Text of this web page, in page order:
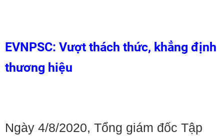
EVNPSC: Vượt thách thức, khẳng định
thương hiệu
Ngày 4/8/2020, Tổng giám đốc Tập